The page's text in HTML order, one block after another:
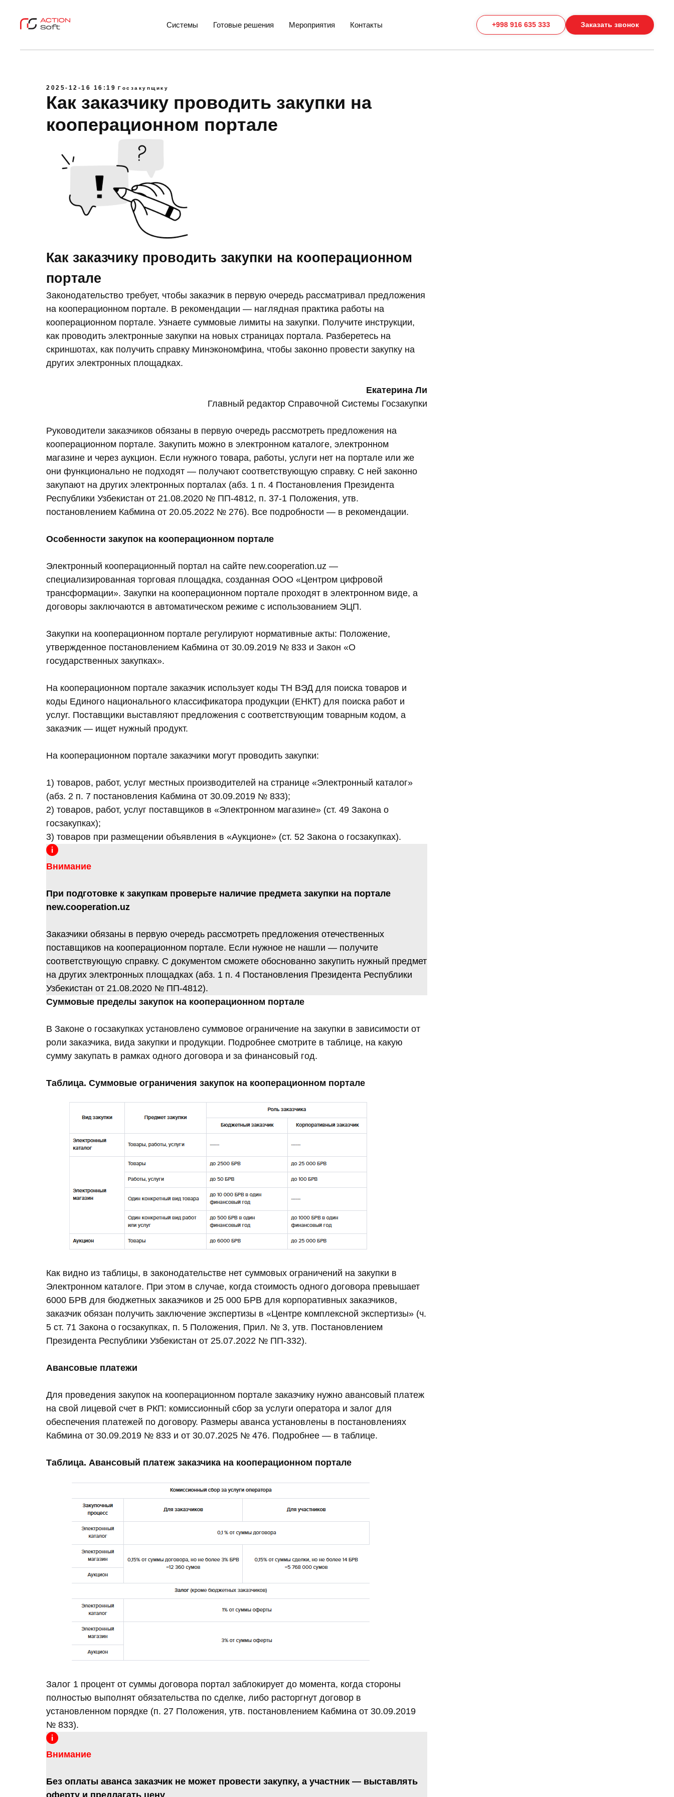
Системы Готовые решения Мероприятия Контакты +998 916 635 333 Заказать звонок
2025-12-16 16:19 Госзакупщику
Как заказчику проводить закупки на
кооперационном портале
Как заказчику проводить закупки на кооперационном
портале
Законодательство требует, чтобы заказчик в первую очередь рассматривал предложения
на кооперационном портале. В рекомендации — наглядная практика работы на
кооперационном портале. Узнаете суммовые лимиты на закупки. Получите инструкции,
как проводить электронные закупки на новых страницах портала. Разберетесь на
скриншотах, как получить справку Минэкономфина, чтобы законно провести закупку на
других электронных площадках.
Екатерина Ли
Главный редактор Справочной Системы Госзакупки
Руководители заказчиков обязаны в первую очередь рассмотреть предложения на
кооперационном портале. Закупить можно в электронном каталоге, электронном
магазине и через аукцион. Если нужного товара, работы, услуги нет на портале или же
они функционально не подходят — получают соответствующую справку. С ней законно
закупают на других электронных порталах (абз. 1 п. 4 Постановления Президента
Республики Узбекистан от 21.08.2020 № ПП-4812, п. 37-1 Положения, утв.
постановлением Кабмина от 20.05.2022 № 276). Все подробности — в рекомендации.
Особенности закупок на кооперационном портале
Электронный кооперационный портал на сайте new.cooperation.uz —
специализированная торговая площадка, созданная ООО «Центром цифровой
трансформации». Закупки на кооперационном портале проходят в электронном виде, а
договоры заключаются в автоматическом режиме с использованием ЭЦП.
Закупки на кооперационном портале регулируют нормативные акты: Положение,
утвержденное постановлением Кабмина от 30.09.2019 № 833 и Закон «О
государственных закупках».
На кооперационном портале заказчик использует коды ТН ВЭД для поиска товаров и
коды Единого национального классификатора продукции (ЕНКТ) для поиска работ и
услуг. Поставщики выставляют предложения с соответствующим товарным кодом, а
заказчик — ищет нужный продукт.
На кооперационном портале заказчики могут проводить закупки:
1) товаров, работ, услуг местных производителей на странице «Электронный каталог»
(абз. 2 п. 7 постановления Кабмина от 30.09.2019 № 833);
2) товаров, работ, услуг поставщиков в «Электронном магазине» (ст. 49 Закона о
госзакупках);
3) товаров при размещении объявления в «Аукционе» (ст. 52 Закона о госзакупках).
Внимание
При подготовке к закупкам проверьте наличие предмета закупки на портале
new.cooperation.uz
Заказчики обязаны в первую очередь рассмотреть предложения отечественных
поставщиков на кооперационном портале. Если нужное не нашли — получите
соответствующую справку. С документом сможете обоснованно закупить нужный предмет
на других электронных площадках (абз. 1 п. 4 Постановления Президента Республики
Узбекистан от 21.08.2020 № ПП-4812).
Суммовые пределы закупок на кооперационном портале
В Законе о госзакупках установлено суммовое ограничение на закупки в зависимости от
роли заказчика, вида закупки и продукции. Подробнее смотрите в таблице, на какую
сумму закупать в рамках одного договора и за финансовый год.
Таблица. Суммовые ограничения закупок на кооперационном портале
Как видно из таблицы, в законодательстве нет суммовых ограничений на закупки в
Электронном каталоге. При этом в случае, когда стоимость одного договора превышает
6000 БРВ для бюджетных заказчиков и 25 000 БРВ для корпоративных заказчиков,
заказчик обязан получить заключение экспертизы в «Центре комплексной экспертизы» (ч.
5 ст. 71 Закона о госзакупках, п. 5 Положения, Прил. № 3, утв. Постановлением
Президента Республики Узбекистан от 25.07.2022 № ПП-332).
Авансовые платежи
Для проведения закупок на кооперационном портале заказчику нужно авансовый платеж
на свой лицевой счет в РКП: комиссионный сбор за услуги оператора и залог для
обеспечения платежей по договору. Размеры аванса установлены в постановлениях
Кабмина от 30.09.2019 № 833 и от 30.07.2025 № 476. Подробнее — в таблице.
Таблица. Авансовый платеж заказчика на кооперационном портале
Залог 1 процент от суммы договора портал заблокирует до момента, когда стороны
полностью выполнят обязательства по сделке, либо расторгнут договор в
установленном порядке (п. 27 Положения, утв. постановлением Кабмина от 30.09.2019
№ 833).
Внимание
Без оплаты аванса заказчик не может провести закупку, а участник — выставлять
оферту и предлагать цену